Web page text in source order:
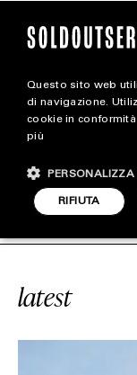
latest
Questo sito web
di navigazione.
cookie in
più
RIFIUTA
PERSONALIZZA